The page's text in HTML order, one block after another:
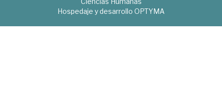
Hospedaje y desarrollo OPTYMA